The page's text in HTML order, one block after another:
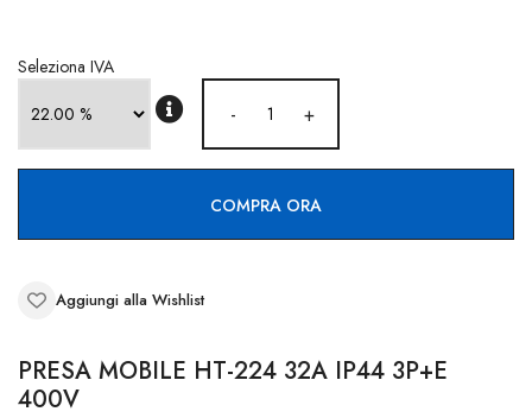
Seleziona IVA
- +
COMPRA ORA
Aggiungi alla Wishlist
PRESA MOBILE HT-224 32A IP44 3P+E
400V